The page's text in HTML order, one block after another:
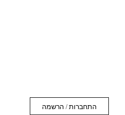
התחברות / הרשמה